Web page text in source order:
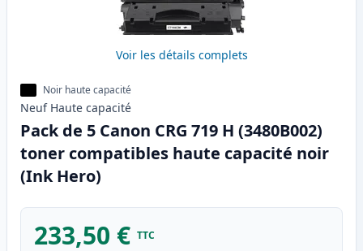
Voir les détails complets
Noir haute capacité
Neuf Haute capacité
Pack de 5 Canon CRG 719 H (3480B002)
toner compatibles haute capacité noir
(Ink Hero)
233,50 € TTC